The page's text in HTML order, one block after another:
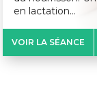
en lactation…
VOIR LA SÉANCE